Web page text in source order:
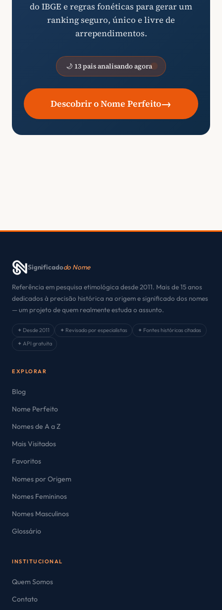
do IBGE e regras fonéticas para gerar um
ranking seguro, único e livre de
arrependimentos.
🌙 13 pais analisando agora
Descobrir o Nome Perfeito→
Significadodo Nome
Referência em pesquisa etimológica desde 2011. Mais de 15 anos
dedicados à precisão histórica na origem e significado dos nomes
— um projeto de quem realmente estuda o assunto.
✦ Desde 2011 ✦ Revisado por especialistas
✦ Fontes históricas citadas
✦ API gratuita
EXPLORAR
Blog
Nome Perfeito
Nomes de A a Z
Mais Visitados
Favoritos
Nomes por Origem
Nomes Femininos
Nomes Masculinos
Glossário
INSTITUCIONAL
Quem Somos
Contato